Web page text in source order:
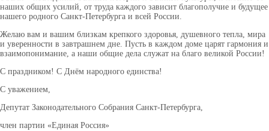
наших общих усилий, от труда каждого зависит благополучие и будущее
нашего родного Санкт-Петербурга и всей России.
Желаю вам и вашим близкам крепкого здоровья, душевного тепла, мира
и уверенности в завтрашнем дне. Пусть в каждом доме царят гармония и
взаимопонимание, а наши общие дела служат на благо великой России!
С праздником! С Днём народного единства!
С уважением,
Депутат Законодательного Собрания Санкт-Петербурга,
член партии «Единая Россия»